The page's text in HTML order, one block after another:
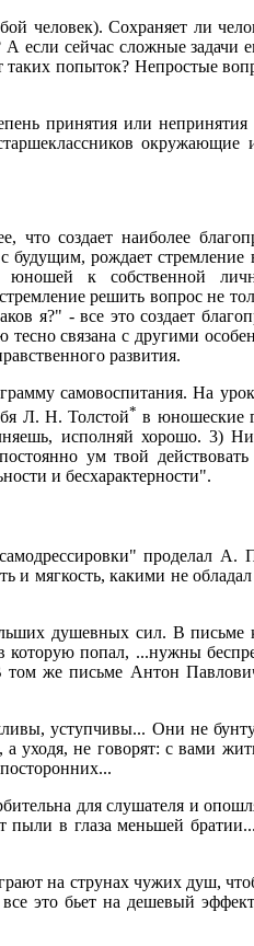
человек). Сохраняет ли
А если сейчас сложные задачи
таких попыток? Непростые
принятия или непринятия
окружающие
что создает наиболее
будущим, рождает стремление
юношей к собственной
решить вопрос не
я?" - все это создает
связана с другими
развития.
самовоспитания. На
Л. Н. Толстой* в юношеские
исполняй хорошо. 3)
ум твой
и бесхарактерности".
проделал А.
и мягкость, какими не
душевных сил. В письме
которую попал, ...нужны
том же письме Антон
уступчивы... Они не
уходя, не говорят: с вами
для слушателя и
пыли в глаза меньшей
на струнах чужих душ,
это бьет на дешевый